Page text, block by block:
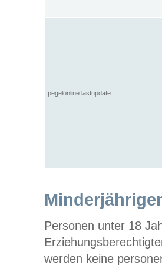
pegelonline.lastupdate
Personen unter 18
werden keine